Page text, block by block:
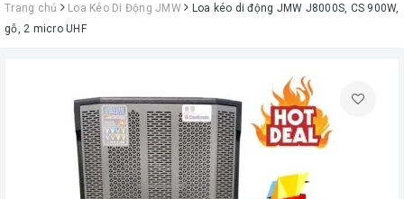
Trang chủ Loa Kéo Di Động JMW
Loa kéo di động JMW J8000S, CS 900W,
gỗ, 2 micro UHF